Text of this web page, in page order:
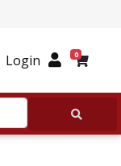
Login 0